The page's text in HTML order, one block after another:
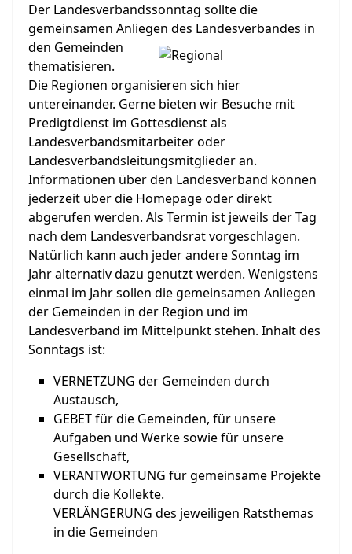
Der Landesverbandssonntag sollte die
gemeinsamen Anliegen des Landesverbandes in
den Gemeinden
thematisieren.
Die Regionen organisieren sich hier
untereinander. Gerne bieten wir Besuche mit
Predigtdienst im Gottesdienst als
Landesverbandsmitarbeiter oder
Landesverbandsleitungsmitglieder an.
Informationen über den Landesverband können
jederzeit über die Homepage oder direkt
abgerufen werden. Als Termin ist jeweils der Tag
nach dem Landesverbandsrat vorgeschlagen.
Natürlich kann auch jeder andere Sonntag im
Jahr alternativ dazu genutzt werden. Wenigstens
einmal im Jahr sollen die gemeinsamen Anliegen
der Gemeinden in der Region und im
Landesverband im Mittelpunkt stehen. Inhalt des
Sonntags ist:
VERNETZUNG der Gemeinden durch
Austausch,
GEBET für die Gemeinden, für unsere
Aufgaben und Werke sowie für unsere
Gesellschaft,
VERANTWORTUNG für gemeinsame Projekte
durch die Kollekte.
VERLÄNGERUNG des jeweiligen Ratsthemas
in die Gemeinden